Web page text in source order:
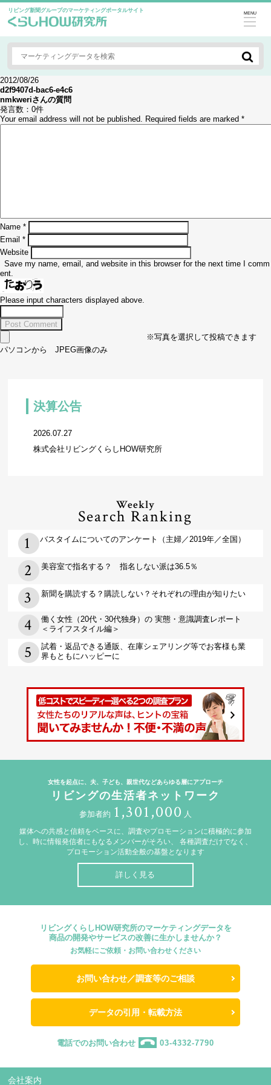
リビング新聞グループのマーケティングポータルサイト MENU
2012/08/26
d2f9407d-bac6-e4c6
nmkweriさんの質問
発言数： 0件
Your email address will not be published. Required fields are marked *
Name *
Email *
Website
Save my name, email, and website in this browser for the next time I comm
ent.
Please input characters displayed above.
※写真を選択して投稿できます
パソコンから JPEG画像のみ
決算公告
2026.07.27
株式会社リビングくらしHOW研究所
Weekly
Search Ranking
バスタイムについてのアンケート（主婦／2019年／全国）
美容室で指名する？ 指名しない派は36.5％
新聞を購読する？購読しない？それぞれの理由が知りたい
働く女性（20代・30代独身）の 実態・意識調査レポート
＜ライフスタイル編＞
試着・返品できる通販、在庫シェアリング等でお客様も業
界もともにハッピーに
女性を起点に、夫、子ども、親世代などあらゆる層にアプローチ
リビングの生活者ネットワーク
参加者約 1,301,000 人
媒体への共感と信頼をベースに、調査やプロモーションに積極的に参加
し、時に情報発信者にもなるメンバーがそろい、
各種調査だけでなく、
プロモーション活動全般の基盤となります
詳しく見る
リビングくらしHOW研究所のマーケティングデータを
商品の開発やサービスの改善に生かしませんか？
お気軽にご依頼・お問い合わせください
お問い合わせ／調査等のご相談
データの引用・転載方法
電話でのお問い合わせ 03-4332-7790
会社案内